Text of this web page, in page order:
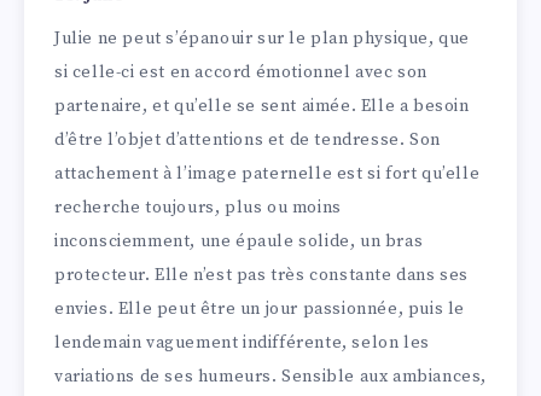
Julie ne peut s’épanouir sur le plan physique, que
si celle-ci est en accord émotionnel avec son
partenaire, et qu’elle se sent aimée. Elle a besoin
d’être l’objet d’attentions et de tendresse. Son
attachement à l’image paternelle est si fort qu’elle
recherche toujours, plus ou moins
inconsciemment, une épaule solide, un bras
protecteur. Elle n’est pas très constante dans ses
envies. Elle peut être un jour passionnée, puis le
lendemain vaguement indifférente, selon les
variations de ses humeurs. Sensible aux ambiances,